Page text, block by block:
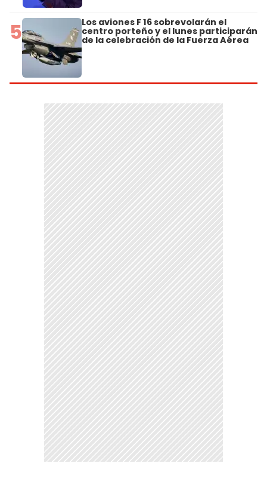
5 Los aviones F 16 sobrevolarán el
centro porteño y el lunes participarán
de la celebración de la Fuerza Aérea